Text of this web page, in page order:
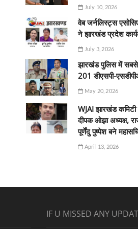
July 10, 2026
वेब जर्नलिस्ट्स
ने झारखंड प्रदेश
July 3, 2026
झारखंड पुलिस में
201 डीएसपी-
May 20, 2026
WJAI झारखंड
दीपक ओझा अध्यक्ष,
पूर्णेंदु पुष्पेश बने
April 13, 2026
IF U MISSED ANY